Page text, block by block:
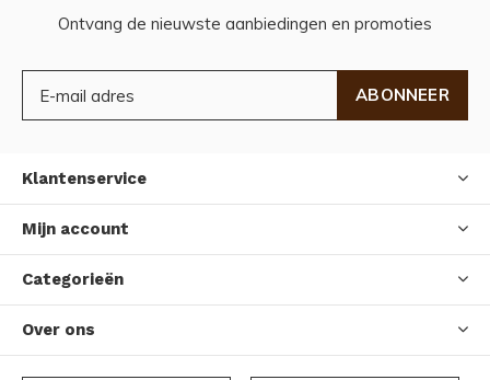
Ontvang de nieuwste aanbiedingen en promoties
ABONNEER
Klantenservice
Mijn account
Categorieën
Over ons